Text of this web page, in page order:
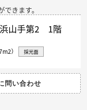
きます。
山手第2 1階
2） 採光面